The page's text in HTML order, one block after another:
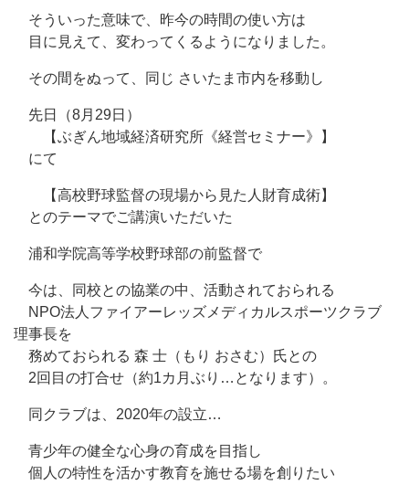
そういった意味で、昨今の時間の使い方は
目に見えて、変わってくるようになりました。
その間をぬって、同じ さいたま市内を移動し
先日（8月29日）
【ぶぎん地域経済研究所《経営セミナー》】
にて
【高校野球監督の現場から見た人財育成術】
とのテーマでご講演いただいた
浦和学院高等学校野球部の前監督で
今は、同校との協業の中、活動されておられる
NPO法人ファイアーレッズメディカルスポーツクラブ
理事長を
務めておられる 森 士（もり おさむ）氏との
2回目の打合せ（約1カ月ぶり…となります）。
同クラブは、2020年の設立…
青少年の健全な心身の育成を目指し
個人の特性を活かす教育を施せる場を創りたい